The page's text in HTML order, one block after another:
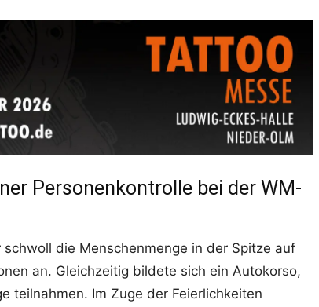
Personenkontrolle bei der WM-
die Menschenmenge in der Spitze auf
an. Gleichzeitig bildete sich ein Autokorso,
teilnahmen. Im Zuge der Feierlichkeiten